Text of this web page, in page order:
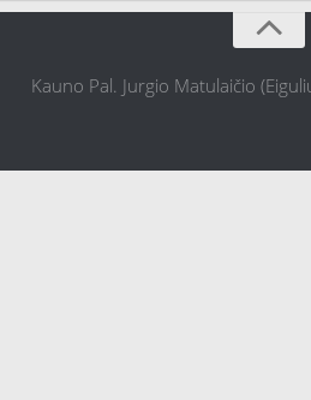
Kauno Pal. Jurgio Matulaičio